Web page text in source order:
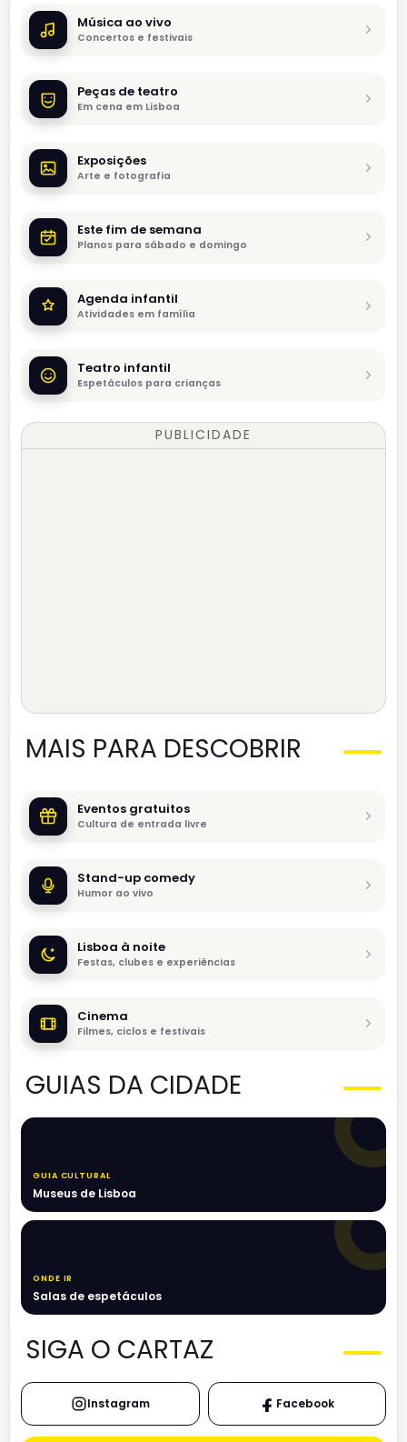
Música ao vivo
Concertos e festivais
Peças de teatro
Em cena em Lisboa
Exposições
Arte e fotografia
Este fim de semana
Planos para sábado e domingo
Agenda infantil
Atividades em família
Teatro infantil
Espetáculos para crianças
PUBLICIDADE
MAIS PARA DESCOBRIR
Eventos gratuitos
Cultura de entrada livre
Stand-up comedy
Humor ao vivo
Lisboa à noite
Festas, clubes e experiências
Cinema
Filmes, ciclos e festivais
GUIAS DA CIDADE
GUIA CULTURAL
Museus de Lisboa
ONDE IR
Salas de espetáculos
SIGA O CARTAZ
Instagram Facebook